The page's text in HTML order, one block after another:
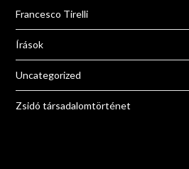
Francesco Tirelli
Írások
Uncategorized
Zsidó társadalomtörténet